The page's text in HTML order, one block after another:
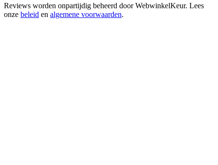
Reviews worden onpartijdig beheerd doorWebwinkelKeur. Lees
onze beleid en algemene voorwaarden.